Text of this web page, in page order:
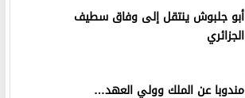
أبو جلبوش ينتقل إلى وفاق سطيف
الجزائري
مندوبا عن الملك وولي العهد…